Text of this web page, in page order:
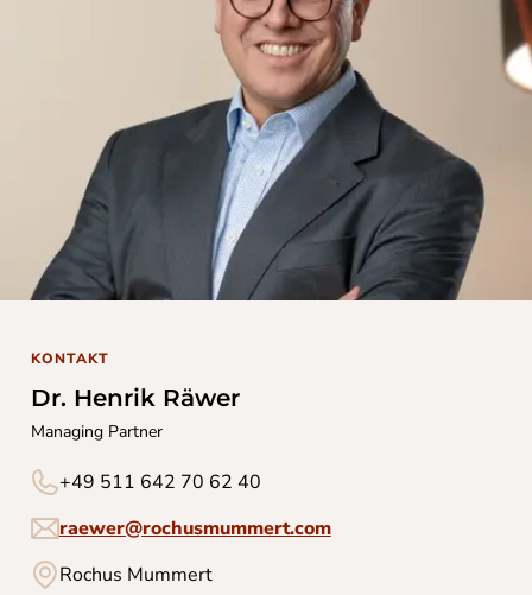
KONTAKT
Dr. Henrik Räwer
Managing Partner
+49 511 642 70 62 40
raewer@rochusmummert.com
Rochus Mummert